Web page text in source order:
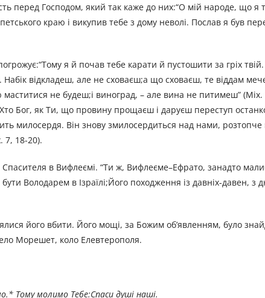
перед Господом, який так каже до них:“О мій народе, що я
краю і викупив тебе з дому неволі. Послав я був
я й почав тебе карати й пустошити за гріх
Набік відкладеш, але не сховаєш;а що сховаєш, те віддам
не будеш;і виноград, – але вина не питимеш” (Міх.
Бог, як Ти, що провину прощаєш і даруєш переступ
милосердя. Він знову змилосердиться над нами, розтопче
7, 18-20).
в Вифлеємі. “Ти ж, Вифлеєме–Ефрато, занадто
Володарем в Ізраїлі;Його походження із давніх-давен, з
його вбити. Його мощі, за Божим об’явленням, було
Морешет, коло Елевтерополя.
Тому молимо Тебе:Спаси душі наші.